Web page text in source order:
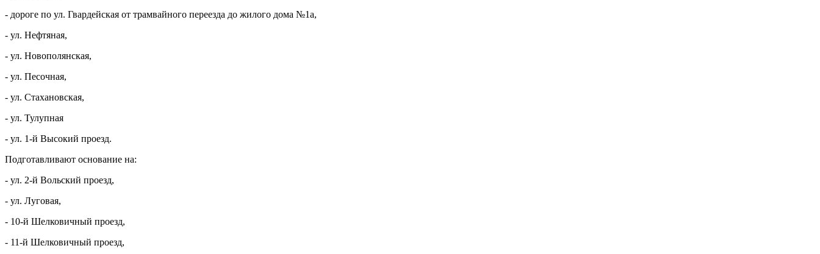
- дороге по ул. Гвардейская от трамвайного переезда до жилого дома №1а,
- ул. Нефтяная,
- ул. Новополянская,
- ул. Песочная,
- ул. Стахановская,
- ул. Тулупная
- ул. 1-й Высокий проезд.
Подготавливают основание на:
- ул. 2-й Вольский проезд,
- ул. Луговая,
- 10-й Шелковичный проезд,
- 11-й Шелковичный проезд,